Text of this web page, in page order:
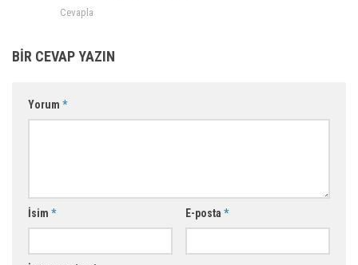
Cevapla
BIR CEVAP YAZIN
Yorum *
İsim * E-posta *